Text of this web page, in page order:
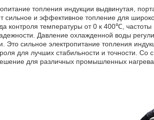
топления индукции выдвинутая,
сильное и эффективное топление для
контроля температуры от 0 к 400℃,
Давление охлажденной воды
Это сильное электропитание топления
для лучших стабильности и точности. Со
для различных промышленных